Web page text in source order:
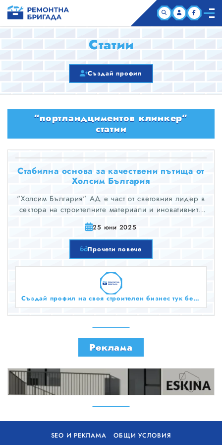
НАЧАЛО
КОМПАНИИ
ЗА НАС
Статии
Създай профил
“портландциментов клинкер”
статии
Стабилна основа за качествени пътища от
Холсим България
"Холсим България" АД е част от световния лидер в
сектора на строителните материали и иновативните
решения за строителството Holcim (SWX: HOLN).
25 юни 2025
Прочети повече
Създай профил на своя строителен бизнес тук безплатно!
Реклама
SEO И РЕКЛАМА
ОБЩИ УСЛОВИЯ